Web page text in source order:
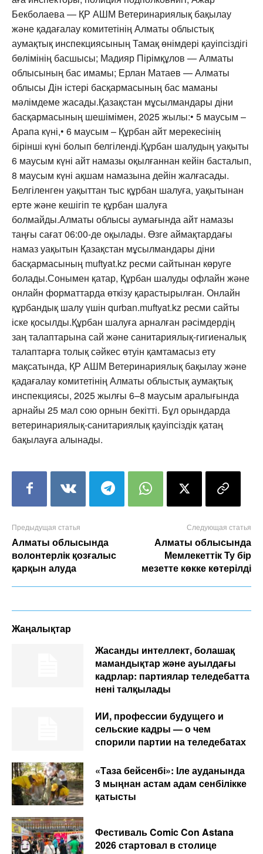
Бекболаева — ҚР АШМ Ветеринариялық бақылау
және қадағалау комитетінің Алматы облыстық
аумақтық инспекциясының Тамақ өнімдері қауіпсіздігі
бөлімінің басшысы; Мадияр Пірімқұлов — Алматы
облысының бас имамы; Ерлан Матаев — Алматы
облысы Дін істері басқармасының бас маманы
мәлімдеме жасады.Қазақстан мұсылмандары діни
басқармасының шешімімен, 2025 жылы:• 5 маусым –
Арапа күні,• 6 маусым – Құрбан айт мерекесінің
бірінші күні болып белгіленді.Құрбан шалудың уақыты
6 маусым күні айт намазы оқылғаннан кейін басталып,
8 маусым күні ақшам намазына дейін жалғасады.
Белгіленген уақыттан тыс құрбан шалуға, уақытынан
ерте және кешігіп те құрбан шалуға
болмайды.Алматы облысы аумағында айт намазы
таңғы сағат 06:00-де оқылады. Өзге аймақтардағы
намаз уақытын Қазақстан мұсылмандары діни
басқармасының muftyat.kz ресми сайтынан көруге
болады.Сонымен қатар, Құрбан шалуды офлайн және
онлайн форматтарда өткізу қарастырылған. Онлайн
құрбандық шалу үшін qurban.muftyat.kz ресми сайты
іске қосылды.Құрбан шалуға арналған рәсімдердің
заң талаптарына сай және санитариялық-гигиеналық
талаптарға толық сәйкес өтуін қамтамасыз ету
мақсатында, ҚР АШМ Ветеринариялық бақылау және
қадағалау комитетінің Алматы облыстық аумақтық
инспекциясы, 2025 жылғы 6–8 маусым аралығында
арнайы 25 мал сою орнын бекітті. Бұл орындарда
ветеринариялық-санитариялық қауіпсіздік қатаң
бақылауға алынады.
Предыдущая статья
Алматы облысында
волонтерлік қозғалыс
қарқын алуда
Следующая статья
Алматы облысында
Мемлекеттік Ту бір
мезетте көкке көтерілді
Жаңалықтар
Жасанды интеллект, болашақ
мамандықтар және ауылдағы
кадрлар: партиялар теледебатта
нені талқылады
ИИ, профессии будущего и
сельские кадры — о чем
спорили партии на теледебатах
«Таза бейсенбі»: Іле ауданында
3 мыңнан астам адам сенбілікке
қатысты
Фестиваль Comic Con Astana
2026 стартовал в столице